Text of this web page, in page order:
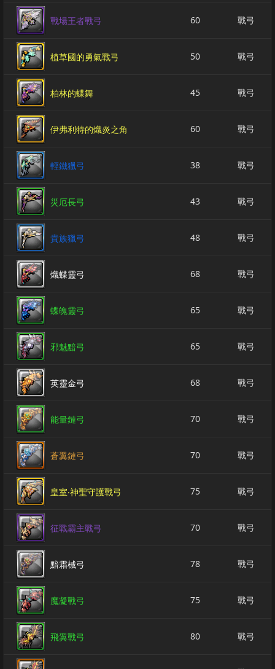
戰場王者戰弓 60 戰弓
植草國的勇氣戰弓 50 戰弓
柏林的蝶舞 45 戰弓
伊弗利特的熾炎之角 60 戰弓
輕鐵獵弓 38 戰弓
災厄長弓 43 戰弓
貴族獵弓 48 戰弓
熾蝶靈弓 68 戰弓
蝶魄靈弓 65 戰弓
邪魅黯弓 65 戰弓
英靈金弓 68 戰弓
能量鏈弓 70 戰弓
蒼翼鏈弓 70 戰弓
皇室‧神聖守護戰弓 75 戰弓
征戰霸主戰弓 70 戰弓
黯霜械弓 78 戰弓
魔凝戰弓 75 戰弓
飛翼戰弓 80 戰弓